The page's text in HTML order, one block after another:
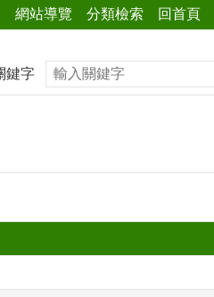
網站導覽 分類檢索 回首頁
鍵字